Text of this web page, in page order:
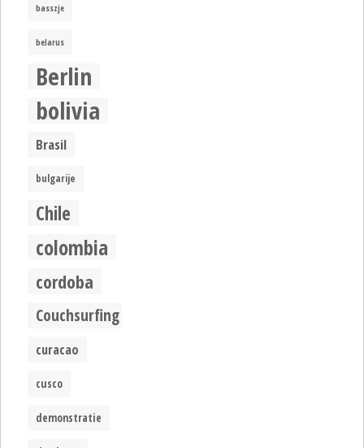
basszje
belarus
Berlin
bolivia
Brasil
bulgarije
Chile
colombia
cordoba
Couchsurfing
curacao
cusco
demonstratie